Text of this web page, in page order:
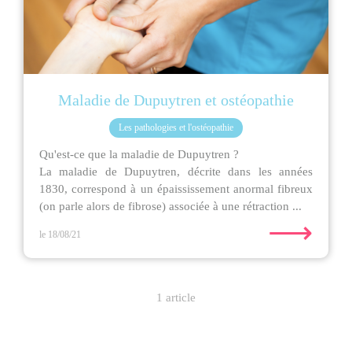
Maladie de Dupuytren et ostéopathie
Les pathologies et l'ostéopathie
Qu'est-ce que la maladie de Dupuytren ?
La maladie de Dupuytren, décrite dans les années
1830, correspond à un épaississement anormal fibreux
(on parle alors de fibrose) associée à une rétraction ...
le 18/08/21 ⟶
1 article